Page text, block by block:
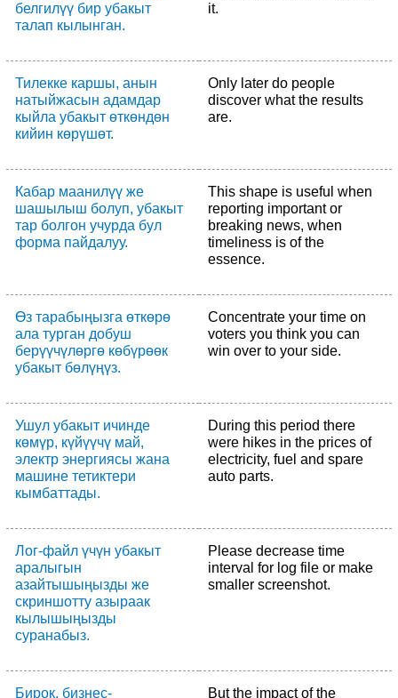
белгилүү бир убакыт
талап кылынган.
it.
Тилекке каршы, анын
натыйжасын адамдар
кыйла убакыт өткөндөн
кийин көрүшөт.
Only later do people
discover what the results
are.
Кабар маанилүү же
шашылыш болуп, убакыт
тар болгон учурда бул
форма пайдалуу.
This shape is useful when
reporting important or
breaking news, when
timeliness is of the
essence.
Өз тарабыңызга өткөрө
ала турган добуш
берүүчүлөргө көбүрөөк
убакыт бөлүңүз.
Concentrate your time on
voters you think you can
win over to your side.
Ушул убакыт ичинде
көмүр, күйүүчү май,
электр энергиясы жана
машине тетиктери
кымбаттады.
During this period there
were hikes in the prices of
electricity, fuel and spare
auto parts.
Лог-файл үчүн убакыт
аралыгын
азайтышыңызды же
скриншотту азыраак
кылышыңызды
суранабыз.
Please decrease time
interval for log file or make
smaller screenshot.
Бирок, бизнес- But the impact of the